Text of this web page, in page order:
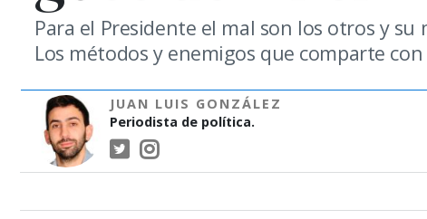
Para el Presidente el mal son los otros y
Los métodos y enemigos que comparte
JUAN LUIS GONZÁLEZ
Periodista de política.